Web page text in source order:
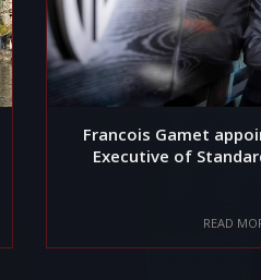
Francois Gamet
Executive of
READ